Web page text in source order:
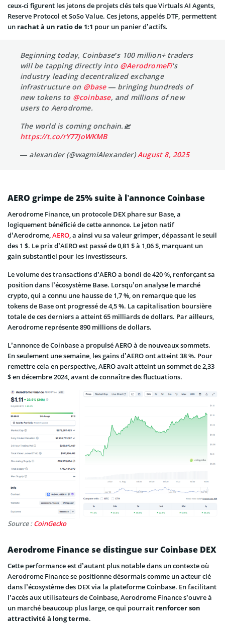
ceux-ci figurent les jetons de projets clés tels que Virtuals AI Agents,
Reserve Protocol et SoSo Value. Ces jetons, appelés DTF, permettent
un rachat à un ratio de 1:1 pour un panier d’actifs.
Beginning today, Coinbase’s 100 million+ traders
will be tapping directly into @AerodromeFi's
industry leading decentralized exchange
infrastructure on @base— bringing hundreds of
new tokens to @coinbase, and millions of new
users to Aerodrome.
The world is coming onchain.🛫
https://t.co/rY77JoWKMB
— alexander (@wagmiAlexander)August 8, 2025
AERO grimpe de 25% suite à l’annonce Coinbase
Aerodrome Finance, un protocole DEX phare sur Base, a
logiquement bénéficié de cette annonce. Le jeton natif
d’Aerodrome,AERO, a ainsi vu sa valeur grimper, dépassant le seuil
des 1 $. Le prix d’AERO est passé de 0,81 $ à 1,06 $, marquant un
gain substantiel pour les investisseurs.
Le volume des transactions d’AERO a bondi de 420 %, renforçant sa
position dans l’écosystème Base. Lorsqu’on analyse le marché
crypto, qui a connu une hausse de 1,7 %, on remarque que les
tokens de Base ont progressé de 4,5 %. La capitalisation boursière
totale de ces derniers a atteint 65 milliards de dollars. Par ailleurs,
Aerodrome représente 890 millions de dollars.
L’annonce de Coinbase a propulsé AERO à de nouveaux sommets.
En seulement une semaine, les gains d’AERO ont atteint 38 %. Pour
remettre cela en perspective, AERO avait atteint un sommet de 2,33
$ en décembre 2024, avant de connaître des fluctuations.
Source :CoinGecko
Aerodrome Finance se distingue sur Coinbase DEX
Cette performance est d’autant plus notable dans un contexte où
Aerodrome Finance se positionne désormais comme un acteur clé
dans l’écosystème des DEX via la plateforme Coinbase. En facilitant
l’accès aux utilisateurs de Coinbase, Aerodrome Finance s’ouvre à
un marché beaucoup plus large, ce qui pourrait renforcer son
attractivité à long terme.